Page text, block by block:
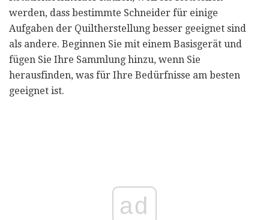
werden, dass bestimmte Schneider für einige
Aufgaben der Quiltherstellung besser geeignet sind
als andere. Beginnen Sie mit einem Basisgerät und
fügen Sie Ihre Sammlung hinzu, wenn Sie
herausfinden, was für Ihre Bedürfnisse am besten
geeignet ist.
ad